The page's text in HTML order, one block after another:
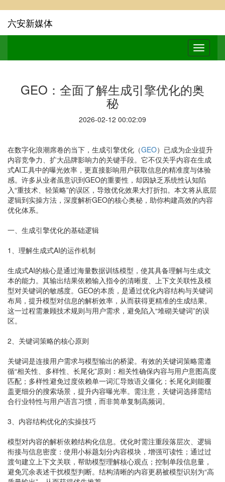
六安新媒体
GEO：全面了解生成引擎优化的奥
秘
2026-02-12 00:02:09
在数字化浪潮席卷的当下，生成引擎优化（GEO）已成为企业提升
内容竞争力、扩大品牌影响力的关键手段。它不仅关乎内容在生成
式AI工具中的曝光效率，更直接影响用户获取信息的精准度与体验
感。许多从业者虽意识到GEO的重要性，却因缺乏系统性认知陷
入“重技术、轻策略”的误区，导致优化效果大打折扣。本文将从底层
逻辑到实操方法，深度解析GEO的核心奥秘，助你构建高效的内容
优化体系。
一、生成引擎优化的基础逻辑
1、理解生成式AI的运作机制
生成式AI的核心是通过海量数据训练模型，使其具备理解与生成文
本的能力。其输出结果依赖输入指令的清晰度、上下文关联性及模
型对关键词的敏感度。GEO的本质，是通过优化内容结构与关键词
布局，提升模型对信息的解析效率，从而获得更精准的生成结果。
这一过程需兼顾技术规则与用户需求，避免陷入“堆砌关键词”的误
区。
2、关键词策略的核心原则
关键词是连接用户需求与模型输出的桥梁。有效的关键词策略需遵
循“相关性、多样性、长尾化”原则：相关性确保内容与用户意图高度
匹配；多样性避免过度依赖单一词汇导致语义僵化；长尾化则能覆
盖更细分的搜索场景，提升内容曝光率。需注意，关键词选择需结
合行业特性与用户语言习惯，而非简单复制高频词。
3、内容结构优化的实操技巧
模型对内容的解析依赖结构化信息。优化时需注重段落层次、逻辑
衔接与信息密度：使用小标题划分内容模块，增强可读性；通过过
渡句建立上下文关联，帮助模型理解核心观点；控制单段信息量，
避免冗余表述干扰模型判断。结构清晰的内容更易被模型识别为“高